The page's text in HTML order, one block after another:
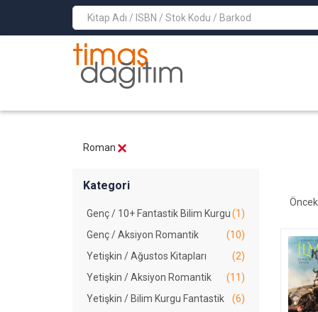
>
Roman
Kategori
Genç / 10+ Fantastik Bilim Kurgu(1)
Genç / Aksiyon Romantik
(10)
Yetişkin / Ağustos Kitapları
(2)
Yetişkin / Aksiyon Romantik
(11)
Yetişkin / Bilim Kurgu Fantastik
(6)